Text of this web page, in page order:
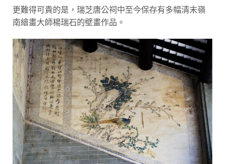
更難得可貴的是，瑞芝唐公祠中至今保存有多幅清末嶺
南繪畫大師楊瑞石的壁畫作品。